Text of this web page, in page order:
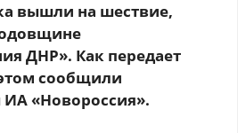
вышли на шествие,
ДНР». Как передает
сообщили
ИА «Новороссия».